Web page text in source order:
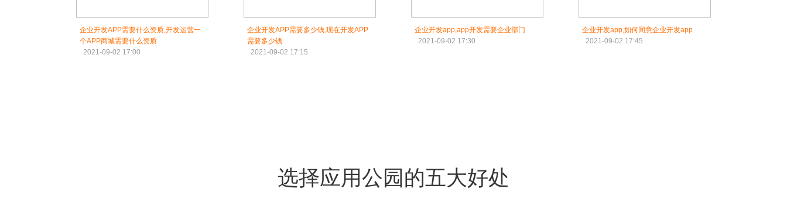
企业开发APP需要什么资质,开发运营一
个APP商城需要什么资质
2021-09-02 17:00
企业开发APP需要多少钱,现在开发APP
需要多少钱
2021-09-02 17:15
企业开发app,app开发需要企业部门
2021-09-02 17:30
企业开发app,如何同意企业开发app
2021-09-02 17:45
选择应用公园的五大好处